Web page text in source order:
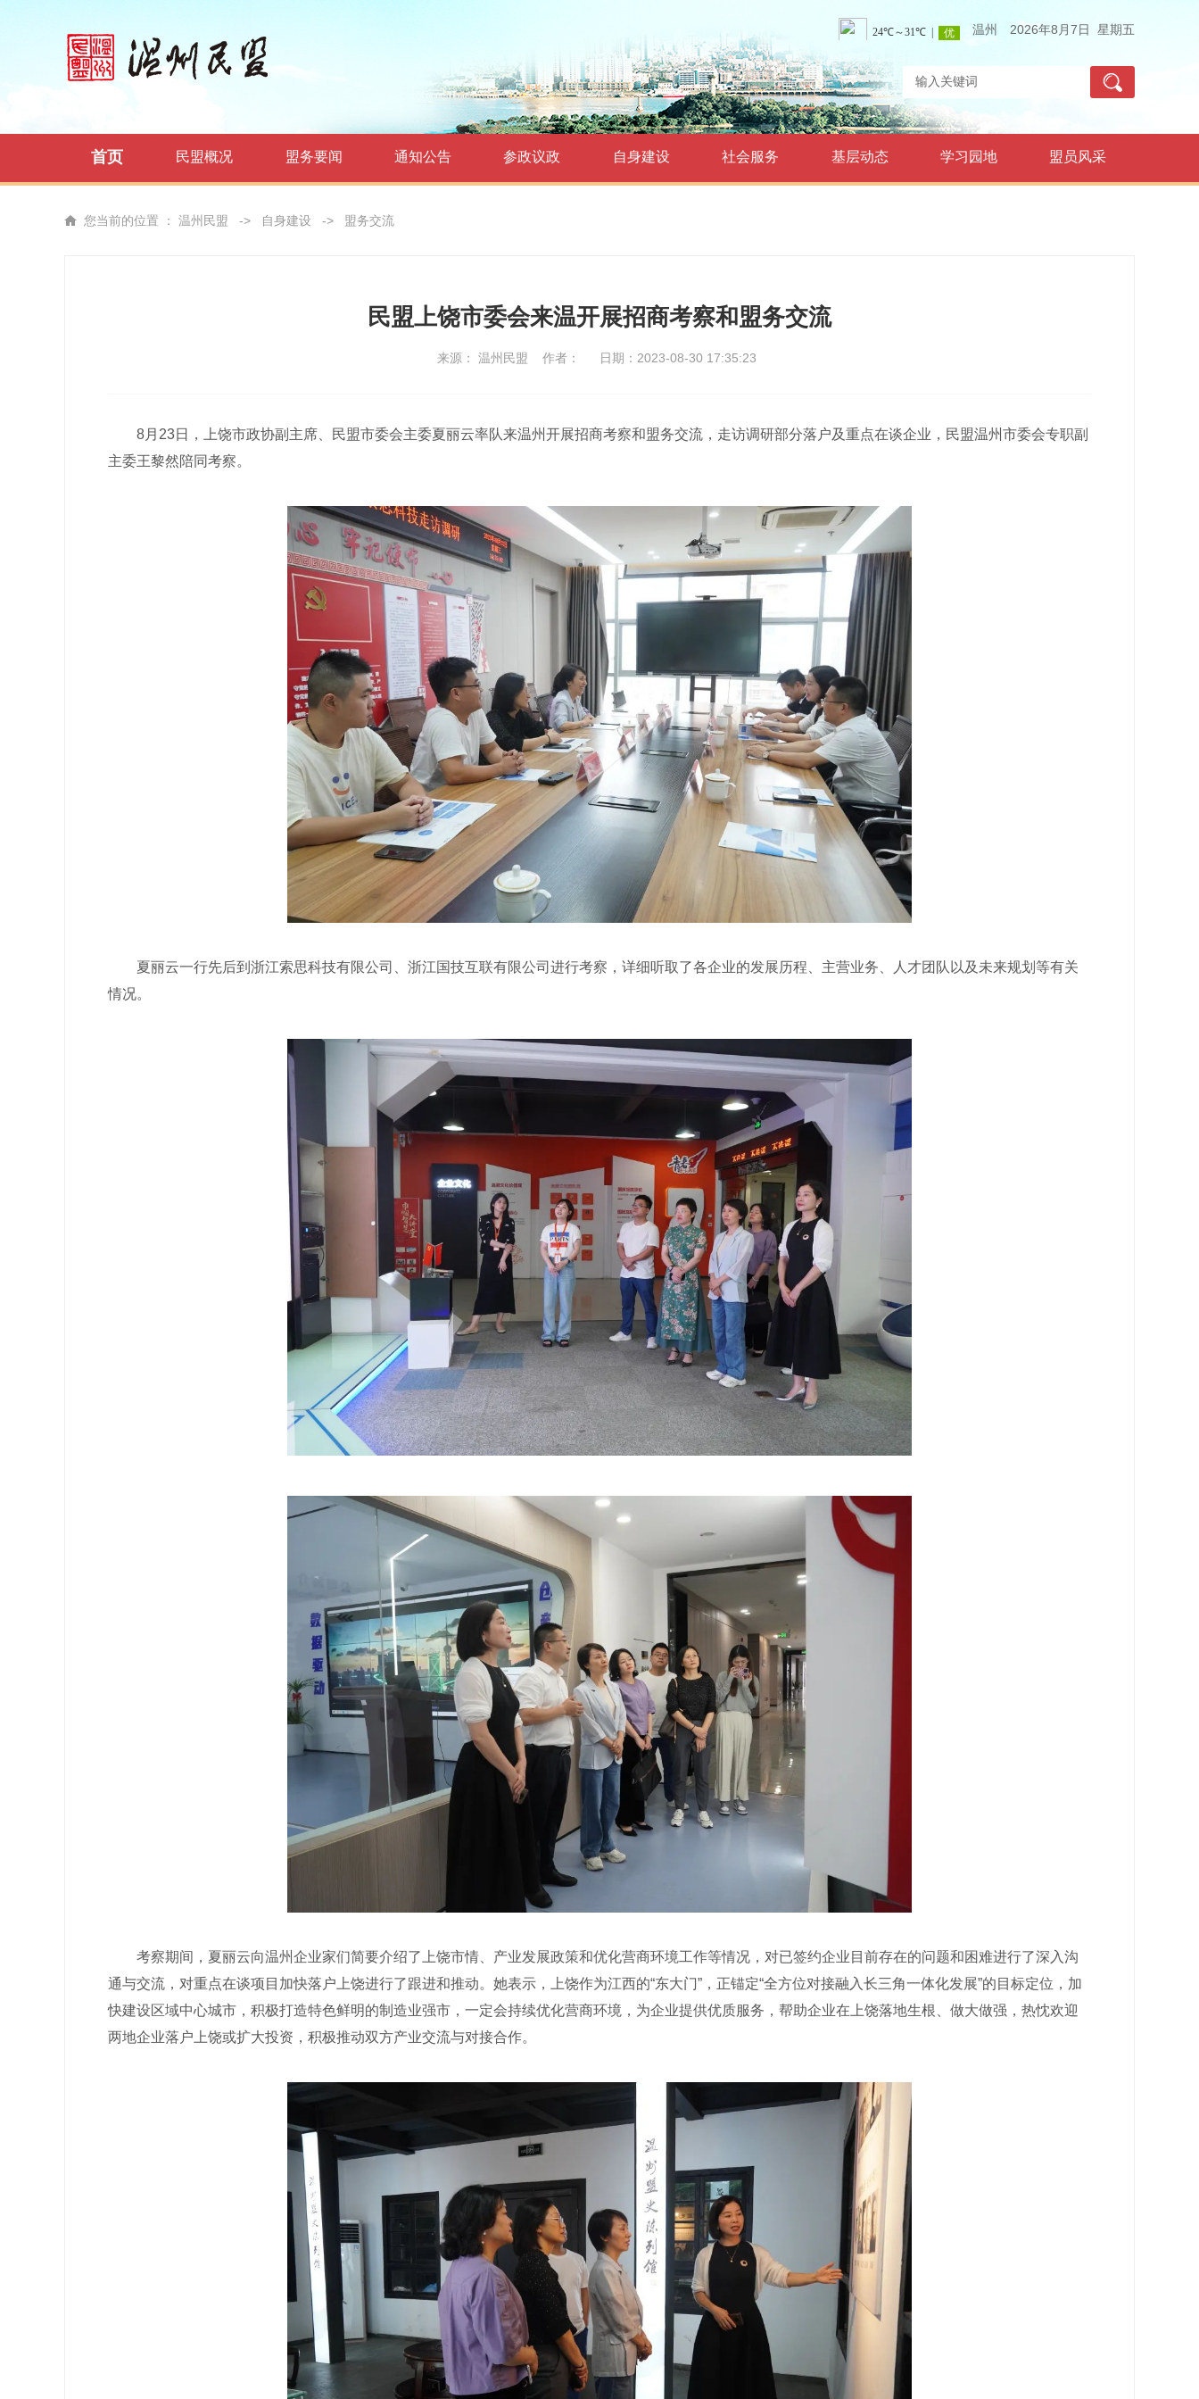
温州 2026年8月7日 星期五
首页 民盟概况 盟务要闻 通知公告 参政议政 自身建设 社会服务 基层动态 学习园地 盟员风采
您当前的位置 ： 温州民盟 -> 自身建设 -> 盟务交流
民盟上饶市委会来温开展招商考察和盟务交流
来源： 温州民盟 作者： 日期：2023-08-30 17:35:23
8月23日，上饶市政协副主席、民盟市委会主委夏丽云率队来温州开展招商考察和盟务交流，走访调研部分落户及重点在谈企业，民盟温州市委会专职副
主委王黎然陪同考察。
夏丽云一行先后到浙江索思科技有限公司、浙江国技互联有限公司进行考察，详细听取了各企业的发展历程、主营业务、人才团队以及未来规划等有关
情况。
考察期间，夏丽云向温州企业家们简要介绍了上饶市情、产业发展政策和优化营商环境工作等情况，对已签约企业目前存在的问题和困难进行了深入沟
通与交流，对重点在谈项目加快落户上饶进行了跟进和推动。她表示，上饶作为江西的“东大门”，正锚定“全方位对接融入长三角一体化发展”的目标定位，加
快建设区域中心城市，积极打造特色鲜明的制造业强市，一定会持续优化营商环境，为企业提供优质服务，帮助企业在上饶落地生根、做大做强，热忱欢迎
两地企业落户上饶或扩大投资，积极推动双方产业交流与对接合作。